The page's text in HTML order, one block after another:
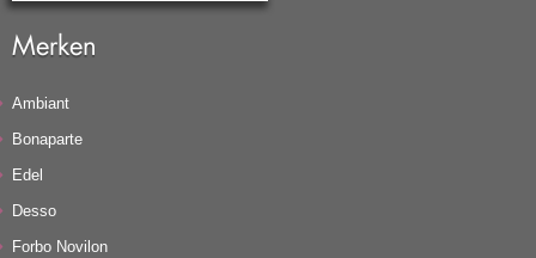
Merken
Ambiant
Bonaparte
Edel
Desso
Forbo Novilon